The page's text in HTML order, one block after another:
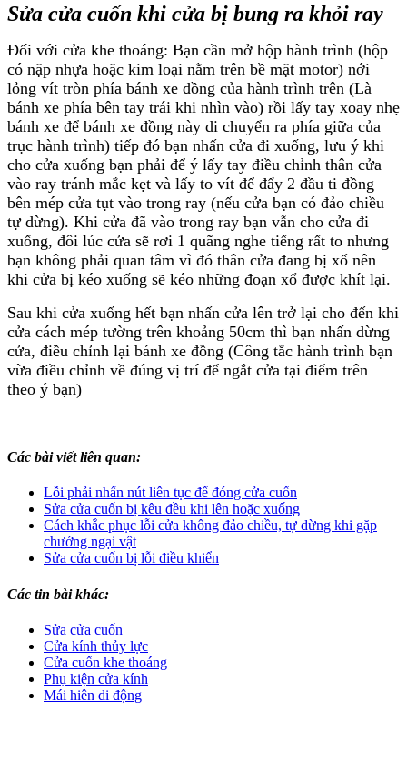
Sửa cửa cuốn khi cửa bị bung ra khỏi ray
Đối với cửa khe thoáng: Bạn cần mở hộp hành trình (hộp
có nặp nhựa hoặc kim loại nằm trên bề mặt motor) nới
lỏng vít tròn phía bánh xe đồng của hành trình trên (Là
bánh xe phía bên tay trái khi nhìn vào) rồi lấy tay xoay nhẹ
bánh xe để bánh xe đồng này di chuyển ra phía giữa của
trục hành trình) tiếp đó bạn nhấn cửa đi xuống, lưu ý khi
cho cửa xuống bạn phải để ý lấy tay điều chỉnh thân cửa
vào ray tránh mắc kẹt và lấy to vít để đẩy 2 đầu ti đồng
bên mép cửa tụt vào trong ray (nếu cửa bạn có đảo chiều
tự dừng). Khi cửa đã vào trong ray bạn vẫn cho cửa đi
xuống, đôi lúc cửa sẽ rơi 1 quãng nghe tiếng rất to nhưng
bạn không phải quan tâm vì đó thân cửa đang bị xổ nên
khi cửa bị kéo xuống sẽ kéo những đoạn xổ được khít lại.
Sau khi cửa xuống hết bạn nhấn cửa lên trở lại cho đến khi
cửa cách mép tường trên khoảng 50cm thì bạn nhấn dừng
cửa, điều chỉnh lại bánh xe đồng (Công tắc hành trình bạn
vừa điều chỉnh về đúng vị trí để ngắt cửa tại điểm trên
theo ý bạn)
Các bài viết liên quan:
Lỗi phải nhấn nút liên tục để đóng cửa cuốn
Sửa cửa cuốn bị kêu đều khi lên hoặc xuống
Cách khắc phục lỗi cửa không đảo chiều, tự dừng khi gặp
chướng ngại vật
Sửa cửa cuốn bị lỗi điều khiển
Các tin bài khác:
Sửa cửa cuốn
Cửa kính thủy lực
Cửa cuốn khe thoáng
Phụ kiện cửa kính
Mái hiên di động